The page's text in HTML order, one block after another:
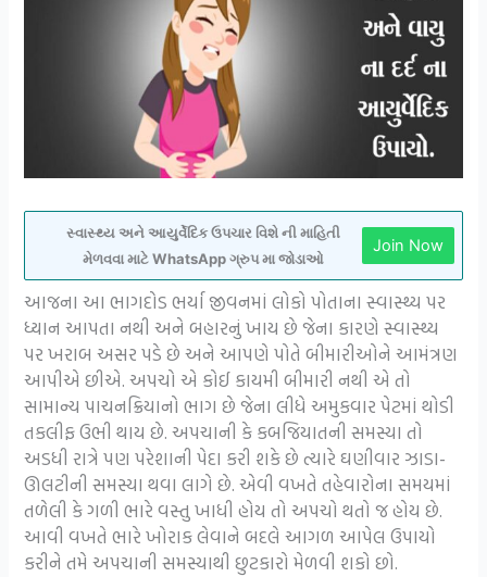
સ્વાસ્થ્ય અને આયુર્વેદિક ઉપચાર વિશે ની માહિતી
મેળવવા માટે WhatsApp ગ્રુપ મા જોડાઓ
Join Now
આજના આ ભાગદોડ ભર્યા જીવનમાં લોકો પોતાના સ્વાસ્થ્ય પર
ધ્યાન આપતા નથી અને બહારનું ખાય છે જેના કારણે સ્વાસ્થ્ય
પર ખરાબ અસર પડે છે અને આપણે પોતે બીમારીઓને આમંત્રણ
આપીએ છીએ. અપચો એ કોઈ કાયમી બીમારી નથી એ તો
સામાન્ય પાચનક્રિયાનો ભાગ છે જેના લીધે અમુકવાર પેટમાં થોડી
તકલીફ ઉભી થાય છે. અપચાની કે કબજિયાતની સમસ્યા તો
અડધી રાત્રે પણ પરેશાની પેદા કરી શકે છે ત્યારે ઘણીવાર ઝાડા-
ઊલટીની સમસ્યા થવા લાગે છે. એવી વખતે તહેવારોના સમયમાં
તળેલી કે ગળી ભારે વસ્તુ ખાધી હોય તો અપચો થતો જ હોય છે.
આવી વખતે ભારે ખોરાક લેવાને બદલે આગળ આપેલ ઉપાયો
કરીને તમે અપચાની સમસ્યાથી છુટકારો મેળવી શકો છો.